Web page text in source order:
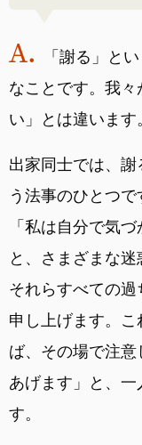
「謝る」と
なことです。我
い」とは違います
出家同士では、
う法事のひとつで
「私は自分で気
と、さまざまな迷
それらすべての
申し上げます。
ば、その場で注
あげます」と、
す。